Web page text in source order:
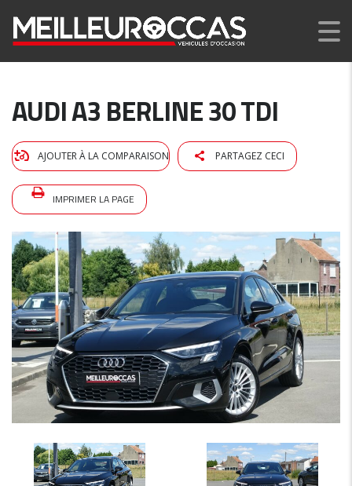
AUDI A3 BERLINE 30 TDI
AJOUTER À LA COMPARAISON PARTAGEZ CECI
IMPRIMER LA PAGE